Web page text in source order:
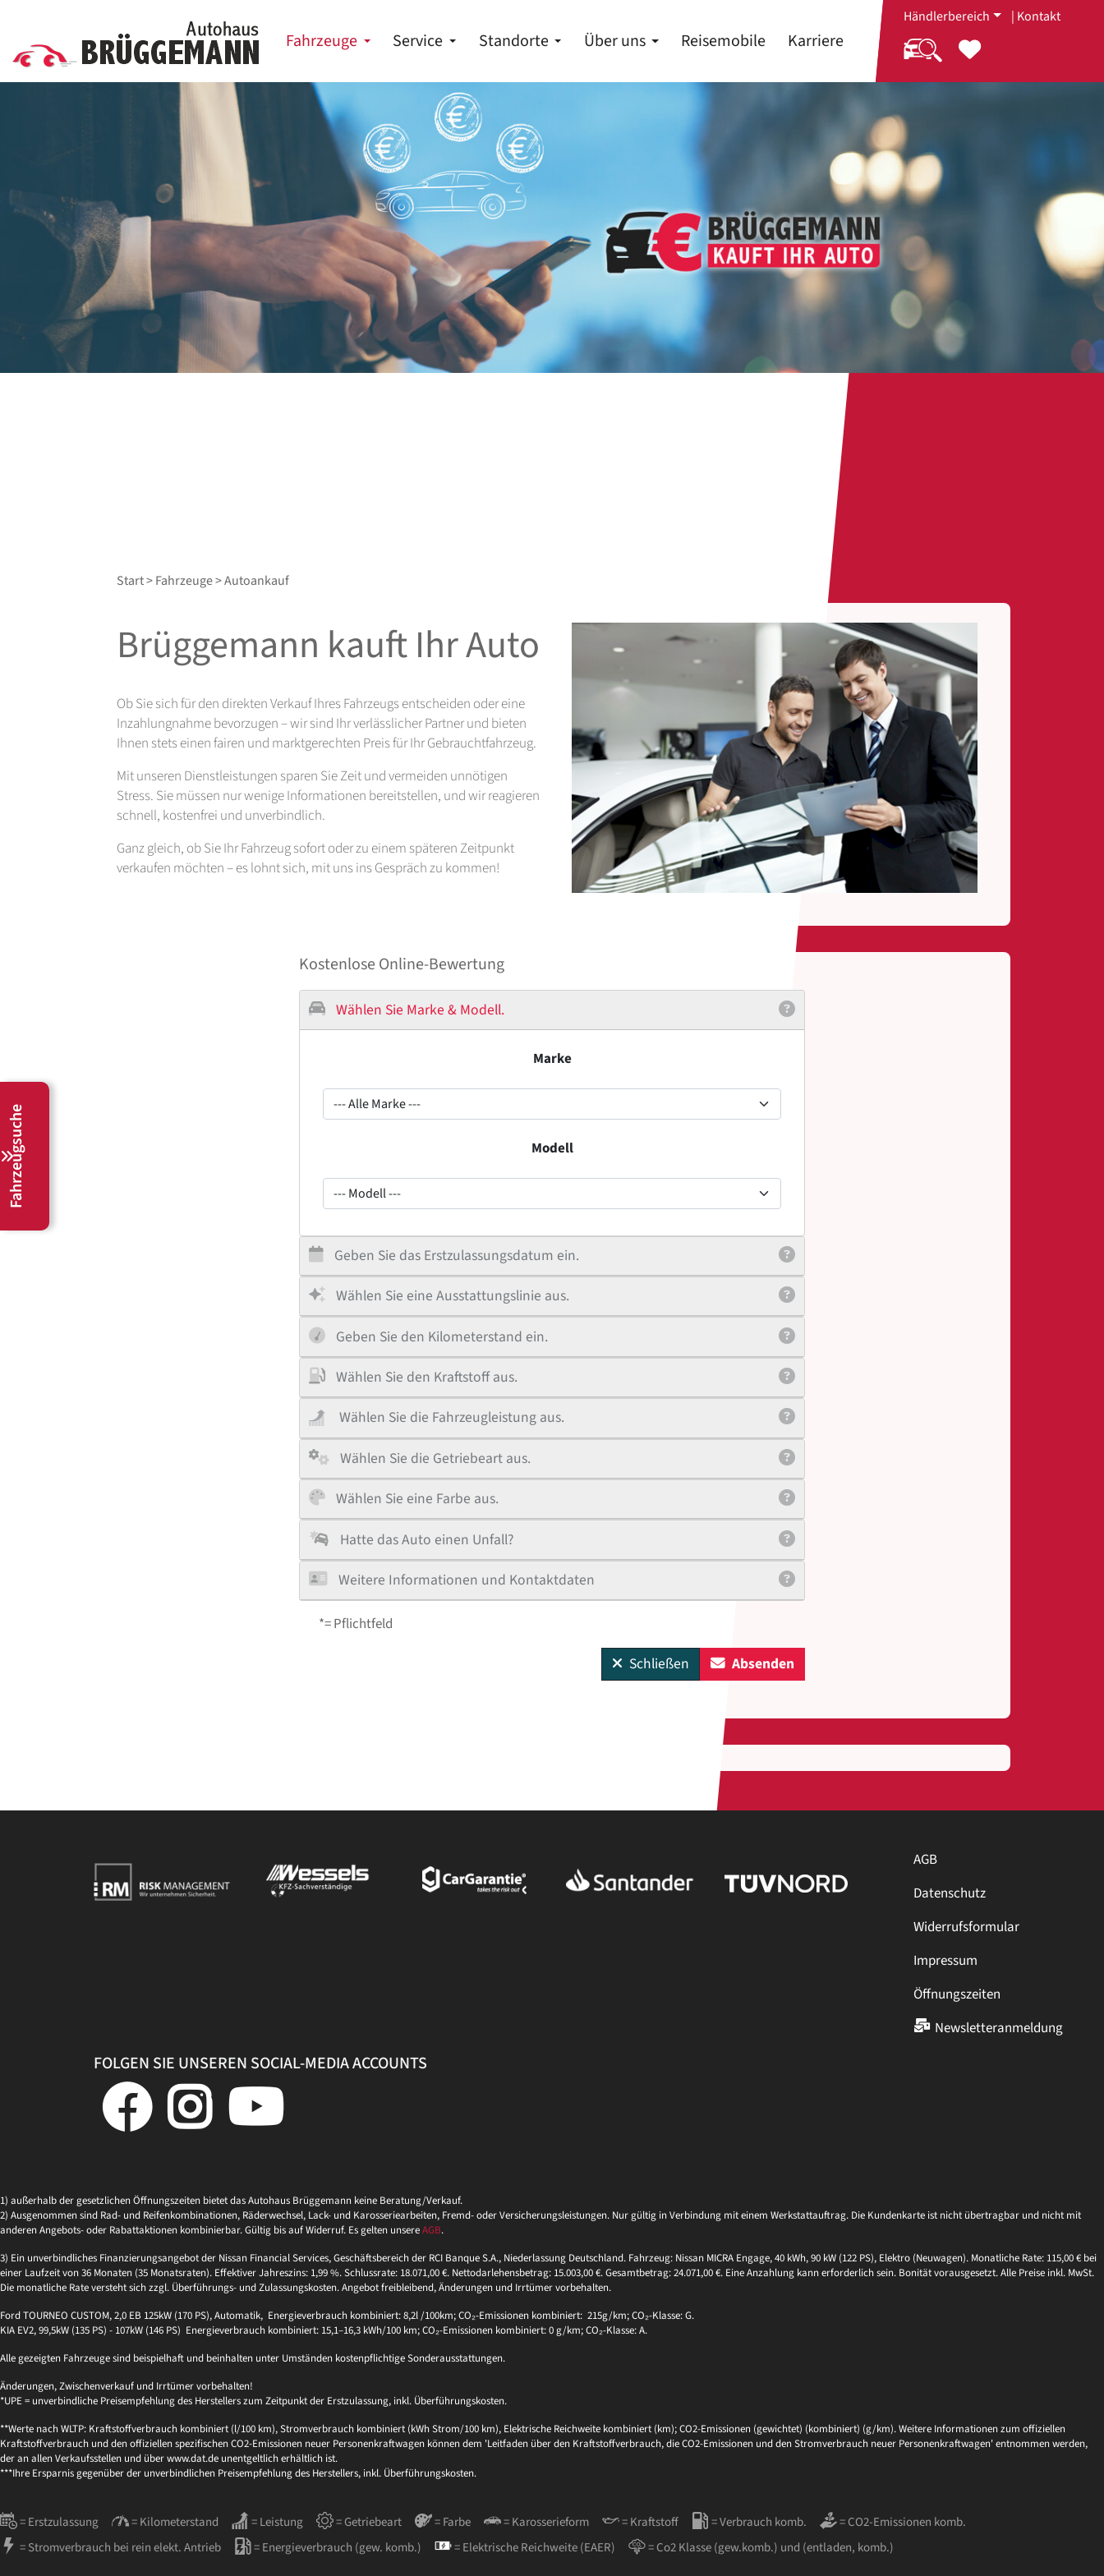
Fahrzeuge Service Standorte Über uns Reisemobile Karriere
Händlerbereich | Kontakt
Start>Fahrzeuge> Autoankauf
Brüggemann kauft Ihr Auto
Ob Sie sich für den direkten Verkauf Ihres Fahrzeugs entscheiden oder eine
Inzahlungnahme bevorzugen – wir sind Ihr verlässlicher Partner und bieten
Ihnen stets einen fairen und marktgerechten Preis für Ihr Gebrauchtfahrzeug.
Mit unseren Dienstleistungen sparen Sie Zeit und vermeiden unnötigen
Stress. Sie müssen nur wenige Informationen bereitstellen, und wir reagieren
schnell, kostenfrei und unverbindlich.
Ganz gleich, ob Sie Ihr Fahrzeug sofort oder zu einem späteren Zeitpunkt
verkaufen möchten – es lohnt sich, mit uns ins Gespräch zu kommen!
Kostenlose Online-Bewertung
Wählen Sie Marke & Modell.
Marke
--- Alle Marke ---
Modell
--- Modell ---
Geben Sie das Erstzulassungsdatum ein.
Wählen Sie eine Ausstattungslinie aus.
Geben Sie den Kilometerstand ein.
Wählen Sie den Kraftstoff aus.
Wählen Sie die Fahrzeugleistung aus.
Wählen Sie die Getriebeart aus.
Wählen Sie eine Farbe aus.
Hatte das Auto einen Unfall?
Weitere Informationen und Kontaktdaten
*= Pflichtfeld
Schließen Absenden
AGB
Datenschutz
Widerrufsformular
Impressum
Öffnungszeiten
Newsletteranmeldung
FOLGEN SIE UNSEREN SOCIAL-MEDIA ACCOUNTS
Fahrzeugsuche
1) außerhalb der gesetzlichen Öffnungszeiten bietet das Autohaus Brüggemann keine Beratung/Verkauf.
2) Ausgenommen sind Rad- und Reifenkombinationen, Räderwechsel, Lack- und Karosseriearbeiten, Fremd- oder Versicherungsleistungen. Nur gültig in Verbindung mit einem Werkstattauftrag. Die Kundenkarte ist nicht übertragbar und nicht mit
anderen Angebots- oder Rabattaktionen kombinierbar. Gültig bis auf Widerruf. Es gelten unsereAGB.
3) Ein unverbindliches Finanzierungsangebot der Nissan Financial Services, Geschäftsbereich der RCI Banque S.A., Niederlassung Deutschland. Fahrzeug: Nissan MICRA Engage, 40 kWh, 90 kW (122 PS), Elektro (Neuwagen). Monatliche Rate: 115,00 € bei
einer Laufzeit von 36 Monaten (35 Monatsraten). Effektiver Jahreszins: 1,99 %. Schlussrate: 18.071,00 €. Nettodarlehensbetrag: 15.003,00 €. Gesamtbetrag: 24.071,00 €. Eine Anzahlung kann erforderlich sein. Bonität vorausgesetzt. Alle Preise inkl. MwSt.
Die monatliche Rate versteht sich zzgl. Überführungs- und Zulassungskosten. Angebot freibleibend, Änderungen und Irrtümer vorbehalten.
Ford TOURNEO CUSTOM, 2,0 EB 125kW (170 PS), Automatik, Energieverbrauch kombiniert: 8,2l /100km; CO₂-Emissionen kombiniert: 215g/km; CO₂-Klasse: G.
KIA EV2, 99,5kW (135 PS) - 107kW (146 PS) Energieverbrauch kombiniert: 15,1–16,3 kWh/100 km; CO₂-Emissionen kombiniert: 0 g/km; CO₂-Klasse: A.
Alle gezeigten Fahrzeuge sind beispielhaft und beinhalten unter Umständen kostenpflichtige Sonderausstattungen.
Änderungen, Zwischenverkauf und Irrtümer vorbehalten!
*UPE = unverbindliche Preisempfehlung des Herstellers zum Zeitpunkt der Erstzulassung, inkl. Überführungskosten.
**Werte nach WLTP: Kraftstoffverbrauch kombiniert (l/100 km), Stromverbrauch kombiniert (kWh Strom/100 km), Elektrische Reichweite kombiniert (km); CO2-Emissionen (gewichtet) (kombiniert) (g/km). Weitere Informationen zum offiziellen
Kraftstoffverbrauch und den offiziellen spezifischen CO2-Emissionen neuer Personenkraftwagen können dem 'Leitfaden über den Kraftstoffverbrauch, die CO2-Emissionen und den Stromverbrauch neuer Personenkraftwagen' entnommen werden,
der an allen Verkaufsstellen und über www.dat.de unentgeltlich erhältlich ist.
***Ihre Ersparnis gegenüber der unverbindlichen Preisempfehlung des Herstellers, inkl. Überführungskosten.
= Erstzulassung = Kilometerstand = Leistung = Getriebeart = Farbe = Karosserieform = Kraftstoff = Verbrauch komb.
= CO2-Emissionen komb.
= Stromverbrauch bei rein elekt. Antrieb
= Energieverbrauch (gew. komb.) = Elektrische Reichweite (EAER) = Co2 Klasse (gew.komb.) und (entladen, komb.)